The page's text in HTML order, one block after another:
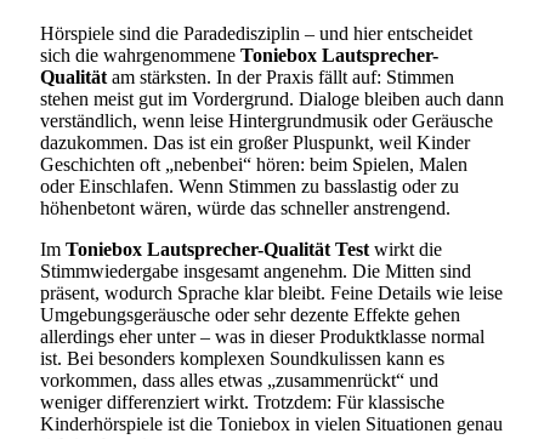
Hörspiele sind die Paradedisziplin – und hier entscheidet
sich die wahrgenommene Toniebox Lautsprecher-
Qualität am stärksten. In der Praxis fällt auf: Stimmen
stehen meist gut im Vordergrund. Dialoge bleiben auch dann
verständlich, wenn leise Hintergrundmusik oder Geräusche
dazukommen. Das ist ein großer Pluspunkt, weil Kinder
Geschichten oft „nebenbei“ hören: beim Spielen, Malen
oder Einschlafen. Wenn Stimmen zu basslastig oder zu
höhenbetont wären, würde das schneller anstrengend.
Im Toniebox Lautsprecher-Qualität Test wirkt die
Stimmwiedergabe insgesamt angenehm. Die Mitten sind
präsent, wodurch Sprache klar bleibt. Feine Details wie leise
Umgebungsgeräusche oder sehr dezente Effekte gehen
allerdings eher unter – was in dieser Produktklasse normal
ist. Bei besonders komplexen Soundkulissen kann es
vorkommen, dass alles etwas „zusammenrückt“ und
weniger differenziert wirkt. Trotzdem: Für klassische
Kinderhörspiele ist die Toniebox in vielen Situationen genau